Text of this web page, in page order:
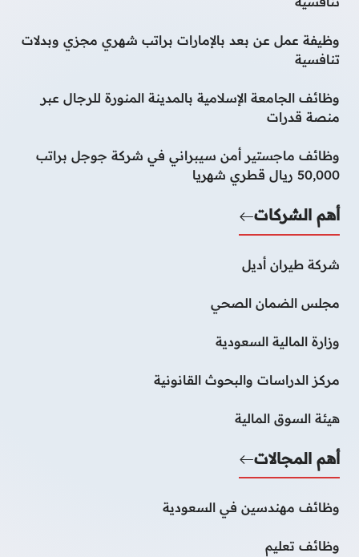
وظيفة عمل عن بعد بالإمارات براتب شهري مجزي وبدلات
تنافسية
وظائف الجامعة الإسلامية بالمدينة المنورة للرجال عبر
منصة قدرات
وظائف ماجستير أمن سيبراني في شركة جوجل براتب
50,000 ريال قطري شهريا
أهم الشركات
شركة طيران أديل
مجلس الضمان الصحي
وزارة المالية السعودية
مركز الدراسات والبحوث القانونية
هيئة السوق المالية
أهم المجالات
وظائف مهندسين في السعودية
وظائف تعليم